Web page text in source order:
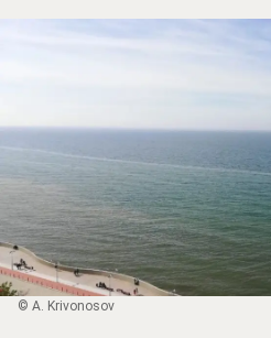
© A. Krivonosov